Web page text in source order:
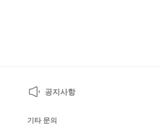
공지사항
기타 문의